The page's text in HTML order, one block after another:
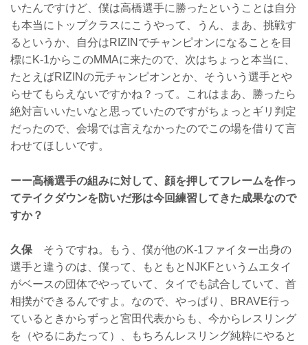
いたんですけど、僕は高橋選手に勝ったということは自分
も本当にトップクラスにこうやって、うん、まあ、挑戦す
るというか、自分はRIZINでチャンピオンになることを目
標にK-1からこのMMAに来たので、次はちょっと本当に、
たとえばRIZINの元チャンピオンとか、そういう選手とや
らせてもらえないですかね？って。これはまあ、勝ったら
絶対言いいたいなと思っていたのですがちょっとギリ判定
だったので、会場では言えなかったのでこの場を借りて言
わせてほしいです。
ーー高橋選手の組みに対して、顔を押してフレームを作っ
てテイクダウンを防いだ形は今回練習してきた成果なので
すか？
久保そうですね。もう、僕が他のK-1ファイター出身の
選手と違うのは、僕って、もともとNJKFというムエタイ
がベースの団体でやっていて、タイでも試合していて、首
相撲ができるんですよ。なので、やっぱり、BRAVE行っ
ているときからずっと宮田代表からも、今からレスリング
を（やるにあたって）、もちろんレスリング純粋にやると